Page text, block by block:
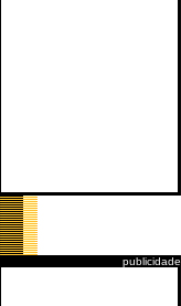
publicidade